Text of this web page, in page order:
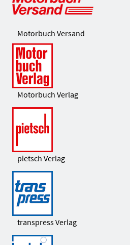
Motorbuch Versand
Motorbuch Verlag
pietsch Verlag
transpress Verlag